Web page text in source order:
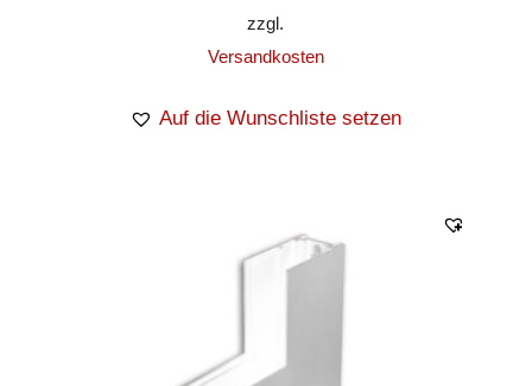
zzgl.
Versandkosten
Auf die Wunschliste setzen